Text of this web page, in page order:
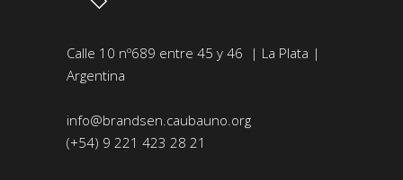
Calle 10 nº689 entre 45 y 46 | La Plata |
Argentina
info@brandsen.caubauno.org
(+54) 9 221 423 28 21